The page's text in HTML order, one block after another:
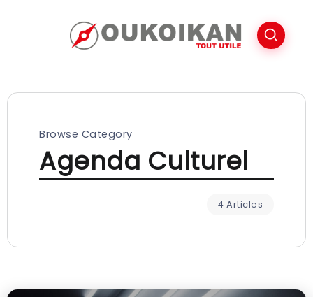
Browse Category
Agenda Culturel
4 Articles